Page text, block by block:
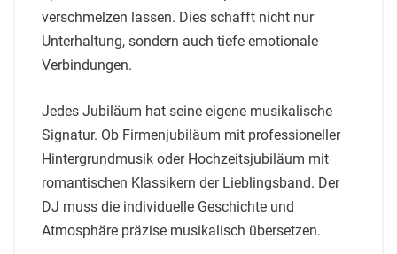
verschmelzen lassen. Dies schafft nicht nur
Unterhaltung, sondern auch tiefe emotionale
Verbindungen.
Jedes Jubiläum hat seine eigene musikalische
Signatur. Ob Firmenjubiläum mit professioneller
Hintergrundmusik oder Hochzeitsjubiläum mit
romantischen Klassikern der Lieblingsband. Der
DJ muss die individuelle Geschichte und
Atmosphäre präzise musikalisch übersetzen.